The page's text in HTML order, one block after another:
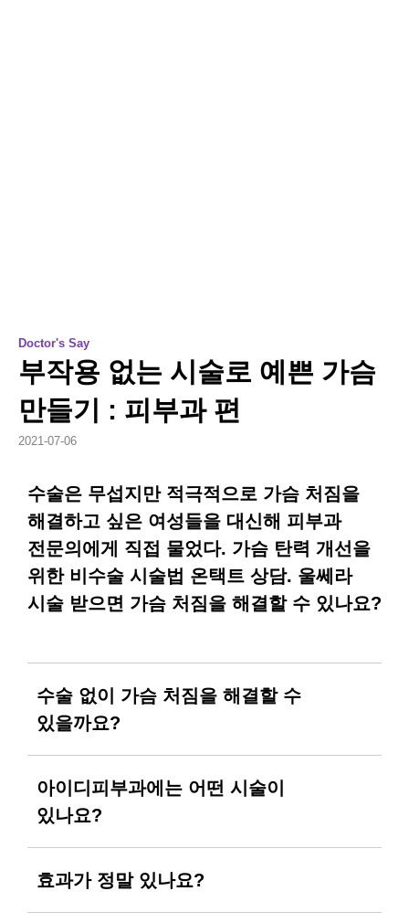
Doctor's Say
부작용 없는 시술로 예쁜 가슴
만들기 : 피부과 편
2021-07-06
수술은 무섭지만 적극적으로 가슴 처짐을
해결하고 싶은 여성들을 대신해 피부과
전문의에게 직접 물었다. 가슴 탄력 개선을
위한 비수술 시술법 온택트 상담. 울쎄라
시술 받으면 가슴 처짐을 해결할 수 있나요?
수술 없이 가슴 처짐을 해결할 수
있을까요?
네, 가슴 피부 늘어짐이 심한 경우 비수술적인
방법으로 리프팅할 수 있습니다.
아이디피부과에는 어떤 시술이
있나요?
‘비수술 리프팅의 대명사’라고 하는 울쎄라
효과가 정말 있나요?